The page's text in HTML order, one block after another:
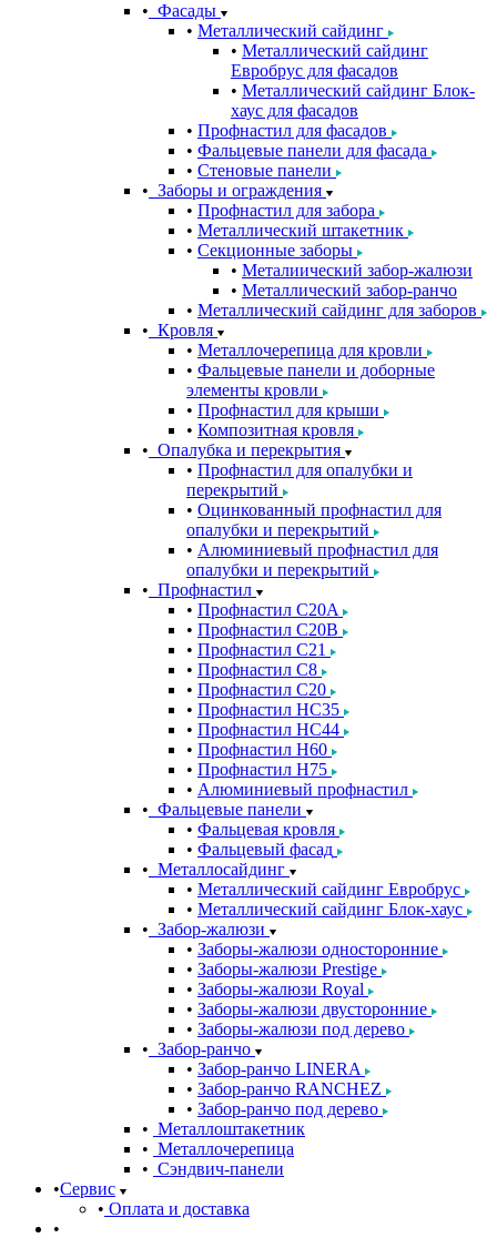
Фасады
Металлический сайдинг
Металлический сайдинг
Евробрус для фасадов
Металлический сайдинг Блок-
хаус для фасадов
Профнастил для фасадов
Фальцевые панели для фасада
Стеновые панели
Заборы и ограждения
Профнастил для забора
Металлический штакетник
Секционные заборы
Металиический забор-жалюзи
Металлический забор-ранчо
Металлический сайдинг для заборов
Кровля
Металлочерепица для кровли
Фальцевые панели и доборные
элементы кровли
Профнастил для крыши
Композитная кровля
Опалубка и перекрытия
Профнастил для опалубки и
перекрытий
Оцинкованный профнастил для
опалубки и перекрытий
Алюминиевый профнастил для
опалубки и перекрытий
Профнастил
Профнастил С20A
Профнастил С20B
Профнастил С21
Профнастил С8
Профнастил С20
Профнастил НС35
Профнастил НС44
Профнастил Н60
Профнастил Н75
Алюминиевый профнастил
Фальцевые панели
Фальцевая кровля
Фальцевый фасад
Металлосайдинг
Металлический сайдинг Евробрус
Металлический сайдинг Блок-хаус
Забор-жалюзи
Заборы-жалюзи односторонние
Заборы-жалюзи Prestige
Заборы-жалюзи Royal
Заборы-жалюзи двусторонние
Заборы-жалюзи под дерево
Забор-ранчо
Забор-ранчо LINERA
Забор-ранчо RANCHEZ
Забор-ранчо под дерево
Металлоштакетник
Металлочерепица
Сэндвич-панели
Сервис
Оплата и доставка